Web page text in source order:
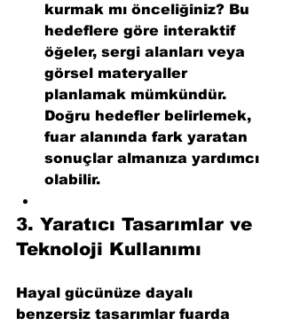
kurmak mı önceliğiniz? Bu
hedeflere göre interaktif
öğeler, sergi alanları veya
görsel materyaller
planlamak mümkündür.
Doğru hedefler belirlemek,
fuar alanında fark yaratan
sonuçlar almanıza yardımcı
olabilir.
3. Yaratıcı Tasarımlar ve
Teknoloji Kullanımı
Hayal gücünüze dayalı
benzersiz tasarımlar fuarda